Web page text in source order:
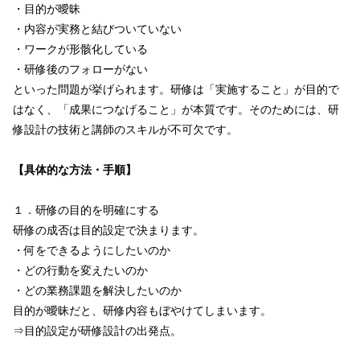
・目的が曖昧
・内容が実務と結びついていない
・ワークが形骸化している
・研修後のフォローがない
といった問題が挙げられます。研修は「実施すること」が目的で
はなく、「成果につなげること」が本質です。そのためには、研
修設計の技術と講師のスキルが不可欠です。
【具体的な方法・手順】
１．研修の目的を明確にする
研修の成否は目的設定で決まります。
・何をできるようにしたいのか
・どの行動を変えたいのか
・どの業務課題を解決したいのか
目的が曖昧だと、研修内容もぼやけてしまいます。
⇒目的設定が研修設計の出発点。